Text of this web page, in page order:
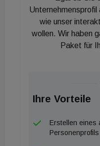
Unternehmensprofil
wie unser
wollen. Wir haben
Paket für
Ihre Vorteile
Erstellen eines
Personenprofils